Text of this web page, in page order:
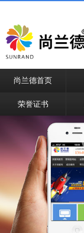
尚兰德首页
荣誉证书